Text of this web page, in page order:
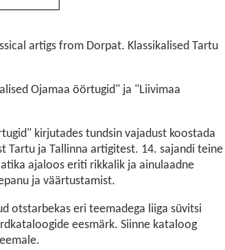
artigs from Dorpat. Klassikalised Tartu
Ojamaa öörtugid" ja "Liivimaa
kirjutades tundsin vajadust koostada
Tartu ja Tallinna artigitest. 14. sajandi teine
ajaloos eriti rikkalik ja ainulaadne
ja väärtustamist.
otstarbekas eri teemadega liiga süvitsi
eesmärk. Siinne kataloog